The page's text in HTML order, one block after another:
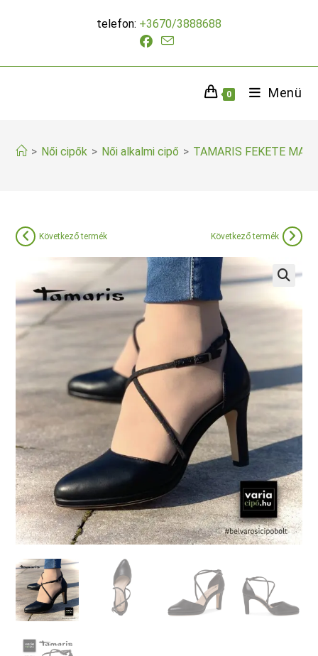
telefon: +3670/3888688
0 Menü
> Női cipők > Női alkalmi cipő > TAMARIS FEKETE
Következő termék Következő termék